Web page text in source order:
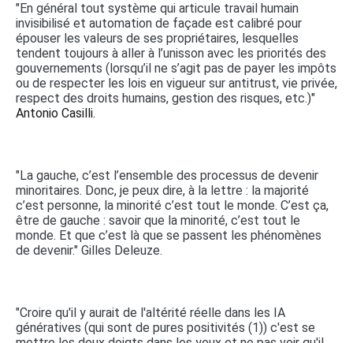
"En général tout système qui articule travail humain
invisibilisé et automation de façade est calibré pour
épouser les valeurs de ses propriétaires, lesquelles
tendent toujours à aller à l’unisson avec les priorités des
gouvernements (lorsqu’il ne s’agit pas de payer les impôts
ou de respecter les lois en vigueur sur antitrust, vie privée,
respect des droits humains, gestion des risques, etc.)"
Antonio Casilli.
"La gauche, c’est l’ensemble des processus de devenir
minoritaires. Donc, je peux dire, à la lettre : la majorité
c’est personne, la minorité c’est tout le monde. C’est ça,
être de gauche : savoir que la minorité, c’est tout le
monde. Et que c’est là que se passent les phénomènes
de devenir." Gilles Deleuze.
"Croire qu'il y aurait de l'altérité réelle dans les IA
génératives (qui sont de pures positivités (1)) c'est se